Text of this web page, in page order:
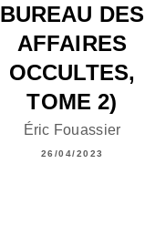
BUREAU DES
AFFAIRES
OCCULTES,
TOME 2)
Éric Fouassier
26/04/2023